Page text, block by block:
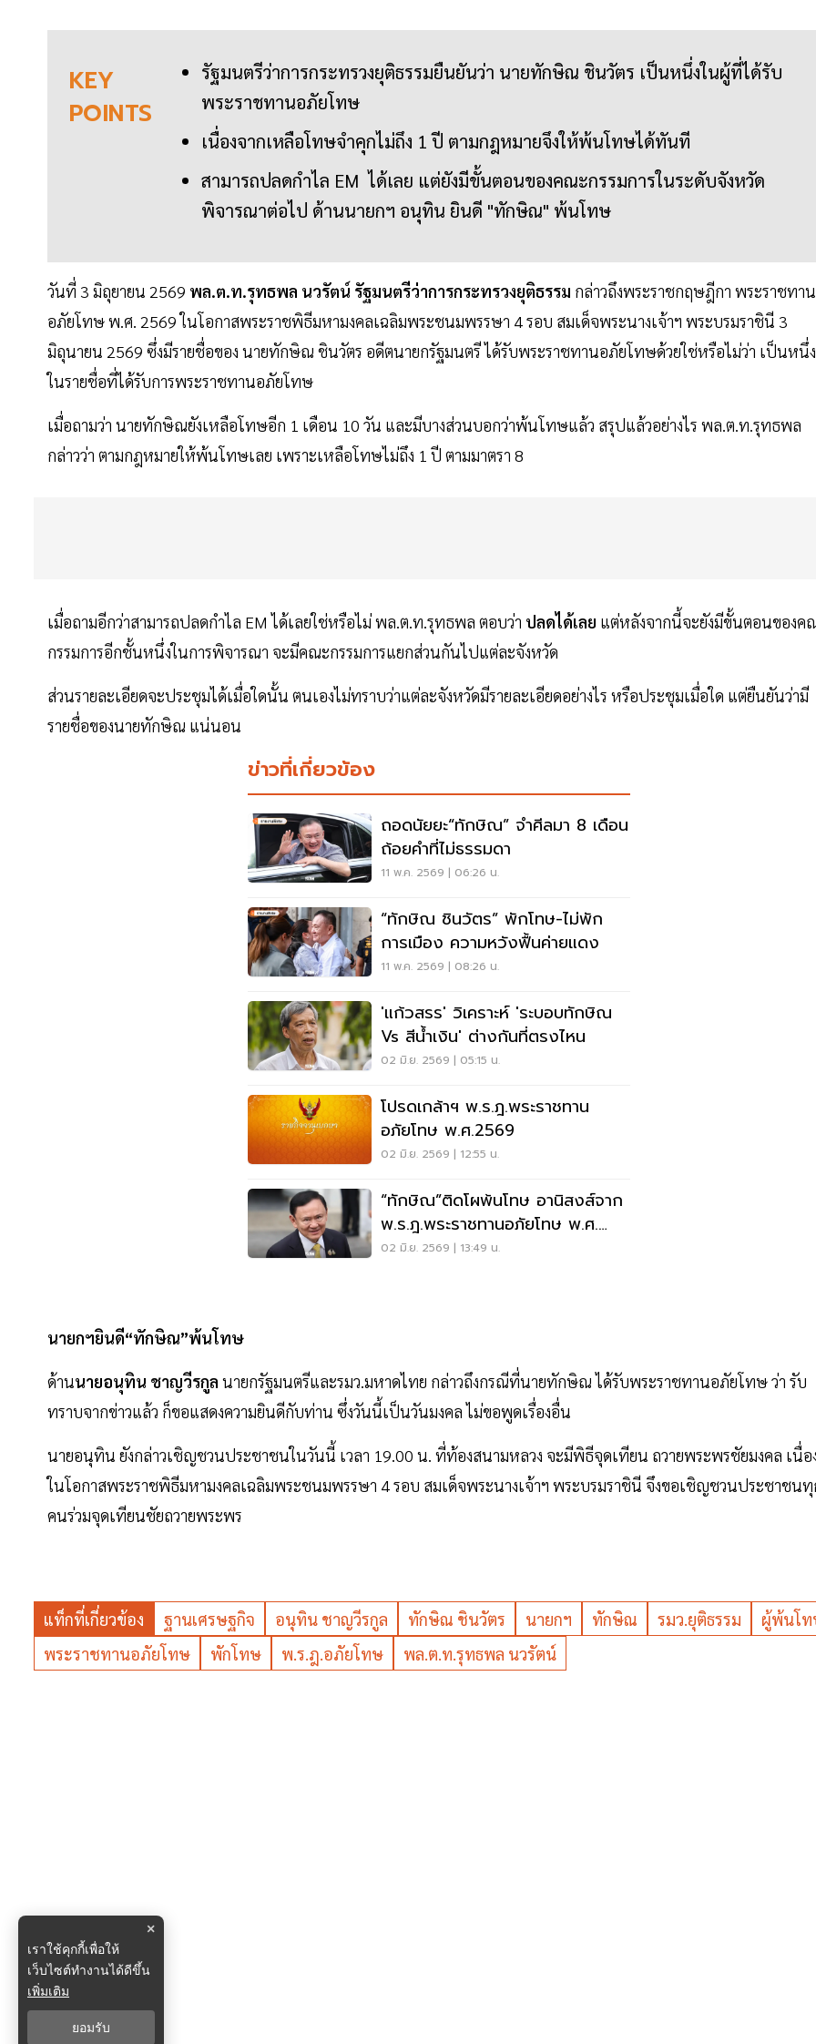
KEY
POINTS
รัฐมนตรีว่าการกระทรวงยุติธรรมยืนยันว่า นายทักษิณ ชินวัตร เป็นหนึ่งในผู้ที่ได้รับ
พระราชทานอภัยโทษ
เนื่องจากเหลือโทษจำคุกไม่ถึง 1 ปี ตามกฎหมายจึงให้พ้นโทษได้ทันที
สามารถปลดกำไล EM ได้เลย แต่ยังมีขั้นตอนของคณะกรรมการในระดับจังหวัด
พิจารณาต่อไป ด้านนายกฯ อนุทิน ยินดี "ทักษิณ" พ้นโทษ
วันที่ 3 มิถุยายน 2569 พล.ต.ท.รุทธพล นวรัตน์ รัฐมนตรีว่าการกระทรวงยุติธรรม กล่าวถึงพระราชกฤษฎีกา พระราชทาน
อภัยโทษ พ.ศ. 2569 ในโอกาสพระราชพิธีมหามงคลเฉลิมพระชนมพรรษา 4 รอบ สมเด็จพระนางเจ้าฯ พระบรมราชินี 3
มิถุนายน 2569 ซึ่งมีรายชื่อของ นายทักษิณ ชินวัตร อดีตนายกรัฐมนตรี ได้รับพระราชทานอภัยโทษด้วยใช่หรือไม่ว่า เป็นหนึ่ง
ในรายชื่อที่ได้รับการพระราชทานอภัยโทษ
เมื่อถามว่า นายทักษิณยังเหลือโทษอีก 1 เดือน 10 วัน และมีบางส่วนบอกว่าพ้นโทษแล้ว สรุปแล้วอย่างไร พล.ต.ท.รุทธพล
กล่าวว่า ตามกฎหมายให้พ้นโทษเลย เพราะเหลือโทษไม่ถึง 1 ปี ตามมาตรา 8
เมื่อถามอีกว่าสามารถปลดกำไล EM ได้เลยใช่หรือไม่ พล.ต.ท.รุทธพล ตอบว่า ปลดได้เลย แต่หลังจากนี้จะยังมีขั้นตอนของค
กรรมการอีกชั้นหนึ่งในการพิจารณา จะมีคณะกรรมการแยกส่วนกันไปแต่ละจังหวัด
ส่วนรายละเอียดจะประชุมได้เมื่อใดนั้น ตนเองไม่ทราบว่าแต่ละจังหวัดมีรายละเอียดอย่างไร หรือประชุมเมื่อใด แต่ยืนยันว่ามี
รายชื่อของนายทักษิณ แน่นอน
ข่าวที่เกี่ยวข้อง
ถอดนัยยะ“ทักษิณ” จำศีลมา 8 เดือน
ถ้อยคำที่ไม่ธรรมดา
11 พ.ค. 2569 | 06:26 น.
“ทักษิณ ชินวัตร” พักโทษ-ไม่พัก
การเมือง ความหวังฟื้นค่ายแดง
11 พ.ค. 2569 | 08:26 น.
'แก้วสรร' วิเคราะห์ 'ระบอบทักษิณ
Vs สีน้ำเงิน' ต่างกันที่ตรงไหน
02 มิ.ย. 2569 | 05:15 น.
โปรดเกล้าฯ พ.ร.ฎ.พระราชทาน
อภัยโทษ พ.ศ.2569
02 มิ.ย. 2569 | 12:55 น.
“ทักษิณ”ติดโผพ้นโทษ อานิสงส์จาก
พ.ร.ฎ.พระราชทานอภัยโทษ พ.ศ.
2569
02 มิ.ย. 2569 | 13:49 น.
นายกฯยินดี“ทักษิณ”พ้นโทษ
ด้านนายอนุทิน ชาญวีรกูล นายกรัฐมนตรีและรมว.มหาดไทย กล่าวถึงกรณีที่นายทักษิณ ได้รับพระราชทานอภัยโทษ ว่า รับ
ทราบจากข่าวแล้ว ก็ขอแสดงความยินดีกับท่าน ซึ่งวันนี้เป็นวันมงคล ไม่ขอพูดเรื่องอื่น
นายอนุทิน ยังกล่าวเชิญชวนประชาชนในวันนี้ เวลา 19.00 น. ที่ท้องสนามหลวง จะมีพิธีจุดเทียน ถวายพระพรชัยมงคล เนื่อ
ในโอกาสพระราชพิธีมหามงคลเฉลิมพระชนมพรรษา 4 รอบ สมเด็จพระนางเจ้าฯ พระบรมราชินี จึงขอเชิญชวนประชาชน
คนร่วมจุดเทียนชัยถวายพระพร
แท็กที่เกี่ยวข้อง ฐานเศรษฐกิจ อนุทิน ชาญวีรกูล ทักษิณ ชินวัตร นายกฯ ทักษิณ รมว.ยุติธรรม
ผู้พ้นโ
พระราชทานอภัยโทษ
พักโทษ พ.ร.ฎ.อภัยโทษ พล.ต.ท.รุทธพล นวรัตน์
×
เราใช้คุกกี้เพื่อให้
เว็บไซต์ทำงานได้ดีขึ้น
เพิ่มเติม
ยอมรับ